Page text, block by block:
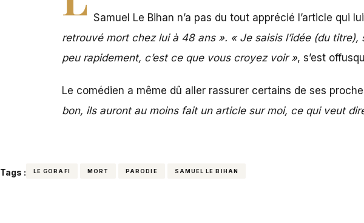
Samuel Le Bihan n’a pas du tout apprécié l’article qui
retrouvé mort chez lui à 48 ans ». « Je saisis l’idée (du
peu rapidement, c’est ce que vous croyez voir », s’est
Le comédien a même dû aller rassurer certains de ses
bon, ils auront au moins fait un article sur moi, ce qui veut
Tags : LE GORAFI MORT PARODIE SAMUEL LE BIHAN